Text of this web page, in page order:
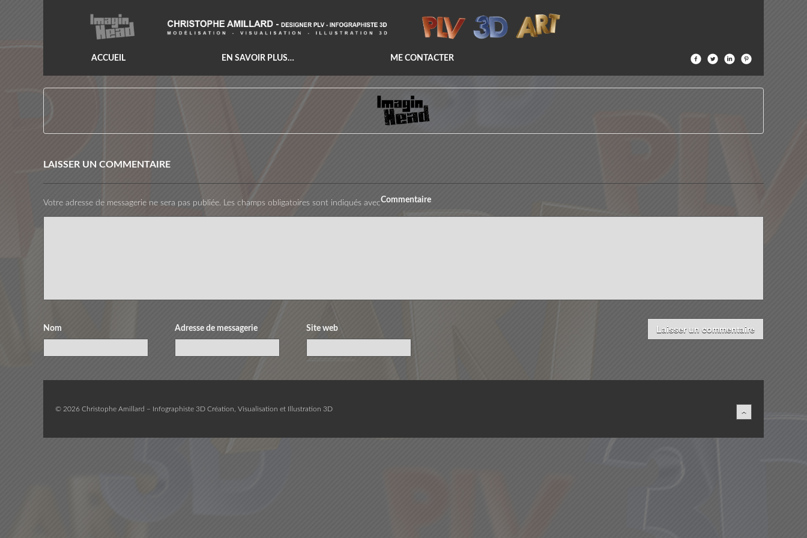
ACCUEIL EN SAVOIR PLUS… ME CONTACTER
LAISSER UN COMMENTAIRE
Votre adresse de messagerie ne sera pas publiée. Les champs obligatoires sont indiqués avecCommentaire
Nom Adresse de messagerie Site web
© 2026 Christophe Amillard – Infographiste 3D Création, Visualisation et Illustration 3D